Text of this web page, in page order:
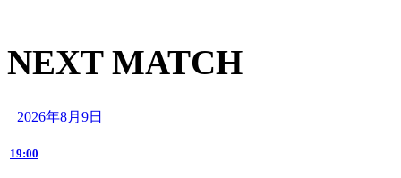
NEXT MATCH
2026年8月9日
19:00